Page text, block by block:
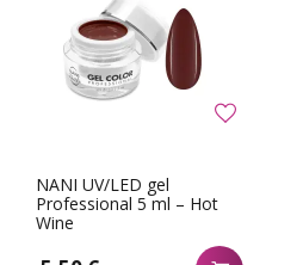
NANI UV/LED gel
Professional 5 ml – Hot
Wine